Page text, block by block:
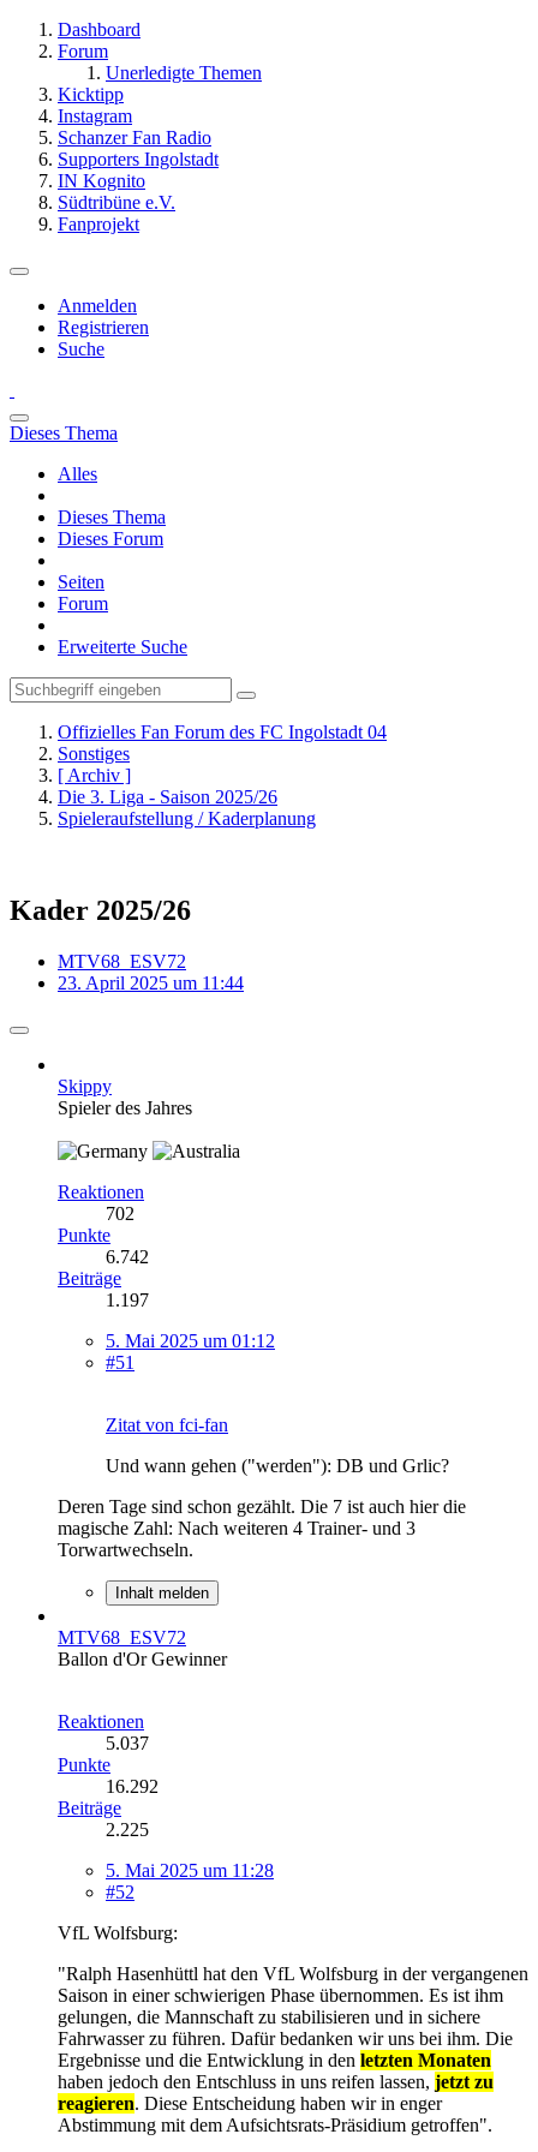
Dashboard
Forum
Unerledigte Themen
Kicktipp
Instagram
Schanzer Fan Radio
Supporters Ingolstadt
IN Kognito
Südtribüne e.V.
Fanprojekt
Anmelden
Registrieren
Suche
Dieses Thema
Alles
Dieses Thema
Dieses Forum
Seiten
Forum
Erweiterte Suche
Offizielles Fan Forum des FC Ingolstadt 04
Sonstiges
[ Archiv ]
Die 3. Liga - Saison 2025/26
Spieleraufstellung / Kaderplanung
Kader 2025/26
MTV68_ESV72
23. April 2025 um 11:44
Skippy
Spieler des Jahres
Reaktionen
702
Punkte
6.742
Beiträge
1.197
5. Mai 2025 um 01:12
#51
Zitat von fci-fan
Und wann gehen ("werden"): DB und Grlic?
Deren Tage sind schon gezählt. Die 7 ist auch hier die
magische Zahl: Nach weiteren 4 Trainer- und 3
Torwartwechseln.
Inhalt melden
MTV68_ESV72
Ballon d'Or Gewinner
Reaktionen
5.037
Punkte
16.292
Beiträge
2.225
5. Mai 2025 um 11:28
#52
VfL Wolfsburg:
"Ralph Hasenhüttl hat den VfL Wolfsburg in der vergangenen
Saison in einer schwierigen Phase übernommen. Es ist ihm
gelungen, die Mannschaft zu stabilisieren und in sichere
Fahrwasser zu führen. Dafür bedanken wir uns bei ihm. Die
Ergebnisse und die Entwicklung in den letzten Monaten
haben jedoch den Entschluss in uns reifen lassen, jetzt zu
reagieren. Diese Entscheidung haben wir in enger
Abstimmung mit dem Aufsichtsrats-Präsidium getroffen".